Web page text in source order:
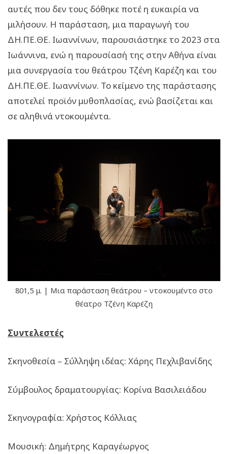
αυτές που δεν τους δόθηκε ποτέ η ευκαιρία να
μιλήσουν. Η παράσταση, μια παραγωγή του
ΔΗ.ΠΕ.ΘΕ. Ιωαννίνων, παρουσιάστηκε το 2023 στα
Ιωάννινα, ενώ η παρουσίασή της στην Αθήνα είναι
μια συνεργασία του θεάτρου Τζένη Καρέζη και του
ΔΗ.ΠΕ.ΘΕ. Ιωαννίνων. Το κείμενο της παράστασης
αποτελεί προϊόν μυθοπλασίας, ενώ βασίζεται και
σε αληθινά ντοκουμέντα.
801,5 μ. | Μια παράσταση θεάτρου – ντοκουμέντο στο
θέατρο Τζένη Καρέζη
Συντελεστές
Σκηνοθεσία – Σύλληψη ιδέας: Χάρης Πεχλιβανίδης
Σύμβουλος δραματουργίας: Κορίνα Βασιλειάδου
Σκηνογραφία: Χρήστος Κόλλιας
Μουσική: Δημήτρης Καραγέωργος